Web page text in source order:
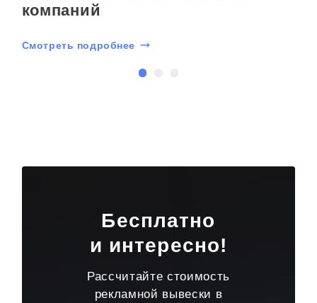
компаний
Смотреть подробнее
Бесплатно
и интересно!
Рассчитайте стоимость
рекламной вывески в